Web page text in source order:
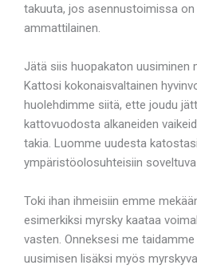
takuuta, jos asennustoimissa
ammattilainen.
Jätä siis huopakaton uusiminen
Kattosi kokonaisvaltainen
huolehdimme siitä, ette joudu
kattovuodosta alkaneiden
takia. Luomme uudesta
ympäristöolosuhteisiin
Toki ihan ihmeisiin emme
esimerkiksi myrsky kaataa
vasten. Onneksesi me
uusimisen lisäksi myös